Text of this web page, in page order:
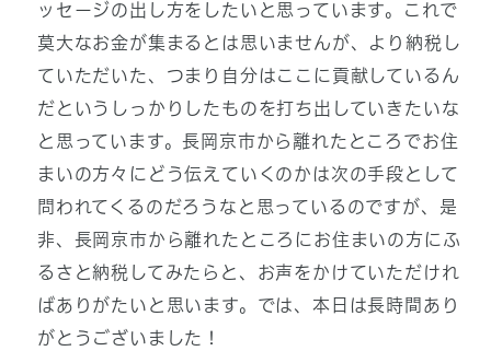
ッセージの出し方をしたいと思っています。これで
莫大なお金が集まるとは思いませんが、より納税し
ていただいた、つまり自分はここに貢献しているん
だというしっかりしたものを打ち出していきたいな
と思っています。長岡京市から離れたところでお住
まいの方々にどう伝えていくのかは次の手段として
問われてくるのだろうなと思っているのですが、是
非、長岡京市から離れたところにお住まいの方にふ
るさと納税してみたらと、お声をかけていただけれ
ばありがたいと思います。では、本日は長時間あり
がとうございました！